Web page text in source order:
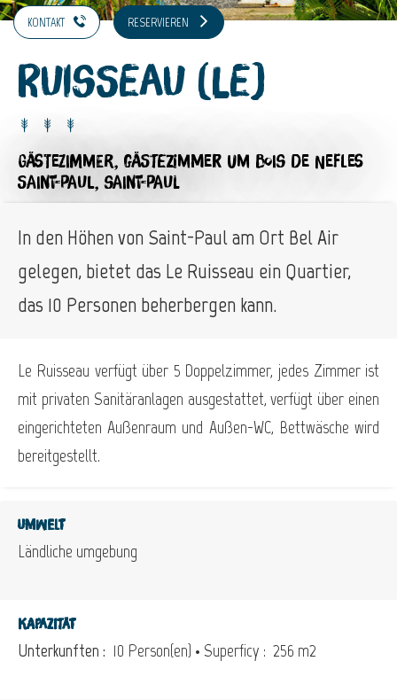
KONTAKT RESERVIEREN
Ruisseau (Le)
GÄSTEZIMMER, GÄSTEZIMMER UM BOIS DE NEFLES
SAINT-PAUL, SAINT-PAUL
In den Höhen von Saint-Paul am Ort Bel Air
gelegen, bietet das Le Ruisseau ein Quartier,
das 10 Personen beherbergen kann.
Le Ruisseau verfügt über 5 Doppelzimmer, jedes Zimmer ist
mit privaten Sanitäranlagen ausgestattet, verfügt über einen
eingerichteten Außenraum und Außen-WC, Bettwäsche wird
bereitgestellt.
Umwelt
Ländliche umgebung
Kapazität
Unterkunften : 10 Person(en) • Superficy : 256 m2